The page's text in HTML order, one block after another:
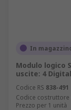
In
Modulo logico
uscite: 4
Codice RS 838-491
Codice costruttore
Prezzo per 1 unità